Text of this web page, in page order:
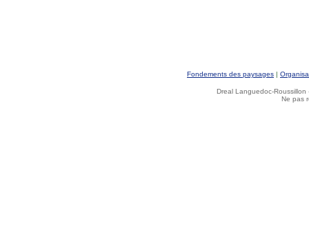
Fondements des paysages |
Dreal Languedoc-Roussillon
Ne pas